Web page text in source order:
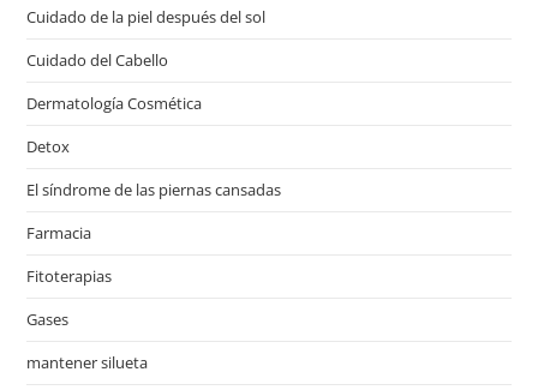
Cuidado de la piel después del sol
Cuidado del Cabello
Dermatología Cosmética
Detox
El síndrome de las piernas cansadas
Farmacia
Fitoterapias
Gases
mantener silueta